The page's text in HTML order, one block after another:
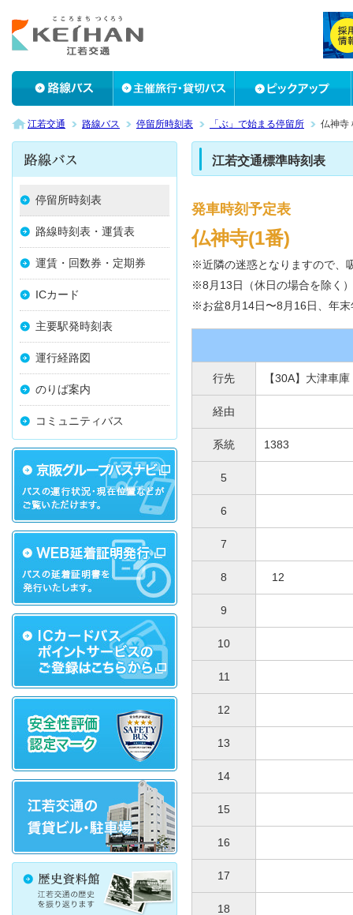
江若交通 路線バス 停留所時刻表 「ぶ」で始まる停留所 仏神寺
停留所時刻表
路線時刻表・運賃表
運賃・回数券・定期券
ICカード
主要駅発時刻表
運行経路図
のりば案内
コミュニティバス
江若交通標準時刻表
発車時刻予定表
仏神寺(1番)
※近隣の迷惑となりますので、
※8月13日（休日の場合を除く
※お盆8月14日〜8月16日、年
行先 【30A】大津車庫
経由
系統 1383
5
6
7
8 12
9
10
11
12
13
14
15
16
17
18